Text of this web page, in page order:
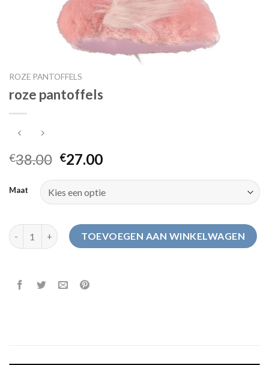
ROZE PANTOFFELS
roze pantoffels
€38.00 €27.00
Maat
roze pantoffels aantalTOEVOEGEN AAN WINKELWAGEN